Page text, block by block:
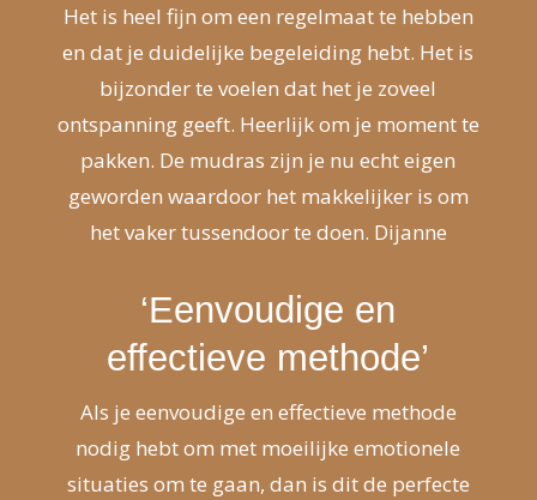
Het is heel fijn om een regelmaat te hebben
en dat je duidelijke begeleiding hebt. Het is
bijzonder te voelen dat het je zoveel
ontspanning geeft. Heerlijk om je moment te
pakken. De mudras zijn je nu echt eigen
geworden waardoor het makkelijker is om
het vaker tussendoor te doen. Dijanne
‘Eenvoudige en
effectieve methode’
Als je eenvoudige en effectieve methode
nodig hebt om met moeilijke emotionele
situaties om te gaan, dan is dit de perfecte